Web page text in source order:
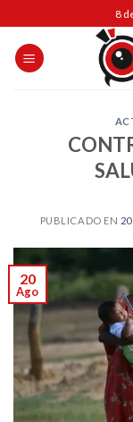
to
content
8
PUBLICADO EN
20
Ago